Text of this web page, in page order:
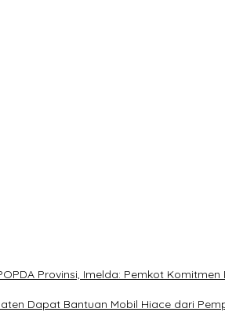
Provinsi, Imelda: Pemkot
Dapat Bantuan Mobil Hiace dari